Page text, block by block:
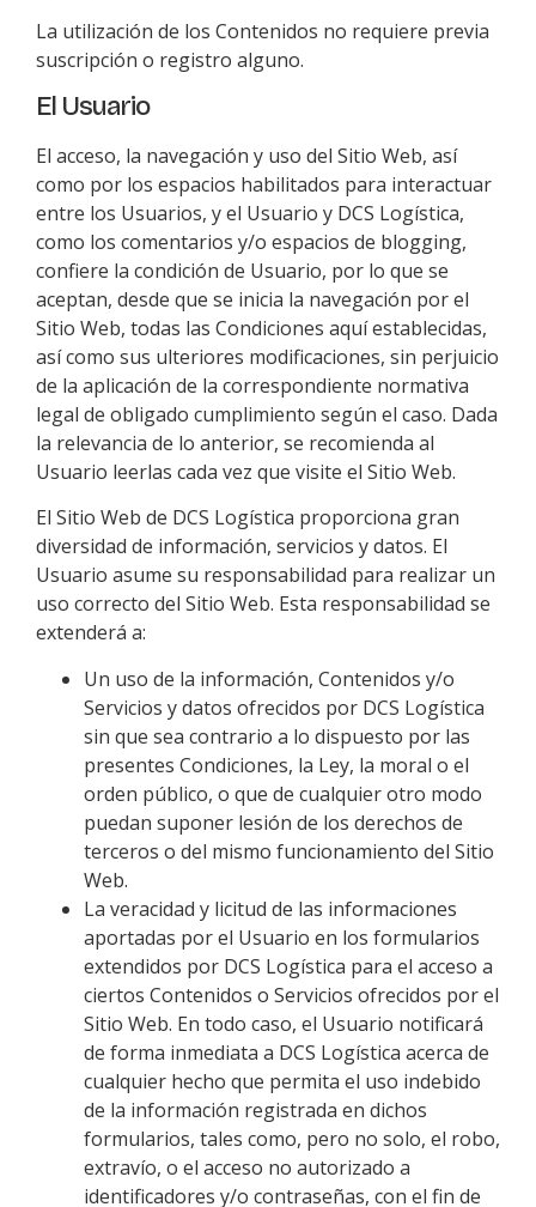
La utilización de los Contenidos no requiere previa
suscripción o registro alguno.
El Usuario
El acceso, la navegación y uso del Sitio Web, así
como por los espacios habilitados para interactuar
entre los Usuarios, y el Usuario y DCS Logística,
como los comentarios y/o espacios de blogging,
confiere la condición de Usuario, por lo que se
aceptan, desde que se inicia la navegación por el
Sitio Web, todas las Condiciones aquí establecidas,
así como sus ulteriores modificaciones, sin perjuicio
de la aplicación de la correspondiente normativa
legal de obligado cumplimiento según el caso. Dada
la relevancia de lo anterior, se recomienda al
Usuario leerlas cada vez que visite el Sitio Web.
El Sitio Web de DCS Logística proporciona gran
diversidad de información, servicios y datos. El
Usuario asume su responsabilidad para realizar un
uso correcto del Sitio Web. Esta responsabilidad se
extenderá a:
Un uso de la información, Contenidos y/o
Servicios y datos ofrecidos por DCS Logística
sin que sea contrario a lo dispuesto por las
presentes Condiciones, la Ley, la moral o el
orden público, o que de cualquier otro modo
puedan suponer lesión de los derechos de
terceros o del mismo funcionamiento del Sitio
Web.
La veracidad y licitud de las informaciones
aportadas por el Usuario en los formularios
extendidos por DCS Logística para el acceso a
ciertos Contenidos o Servicios ofrecidos por el
Sitio Web. En todo caso, el Usuario notificará
de forma inmediata a DCS Logística acerca de
cualquier hecho que permita el uso indebido
de la información registrada en dichos
formularios, tales como, pero no solo, el robo,
extravío, o el acceso no autorizado a
identificadores y/o contraseñas, con el fin de